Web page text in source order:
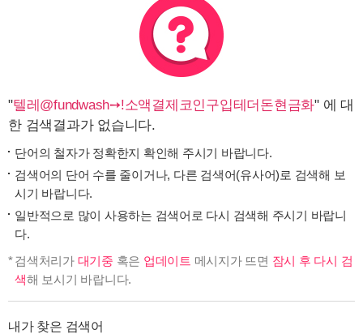
"텔레@fundwash➙ǃ소액결제코인구입테더돈현금화" 에 대
한 검색결과가 없습니다.
단어의 철자가 정확한지 확인해 주시기 바랍니다.
검색어의 단어 수를 줄이거나, 다른 검색어(유사어)로 검색해 보
시기 바랍니다.
일반적으로 많이 사용하는 검색어로 다시 검색해 주시기 바랍니
다.
검색처리가 대기중 혹은 업데이트 메시지가 뜨면 잠시 후 다시 검
색해 보시기 바랍니다.
내가 찾은 검색어